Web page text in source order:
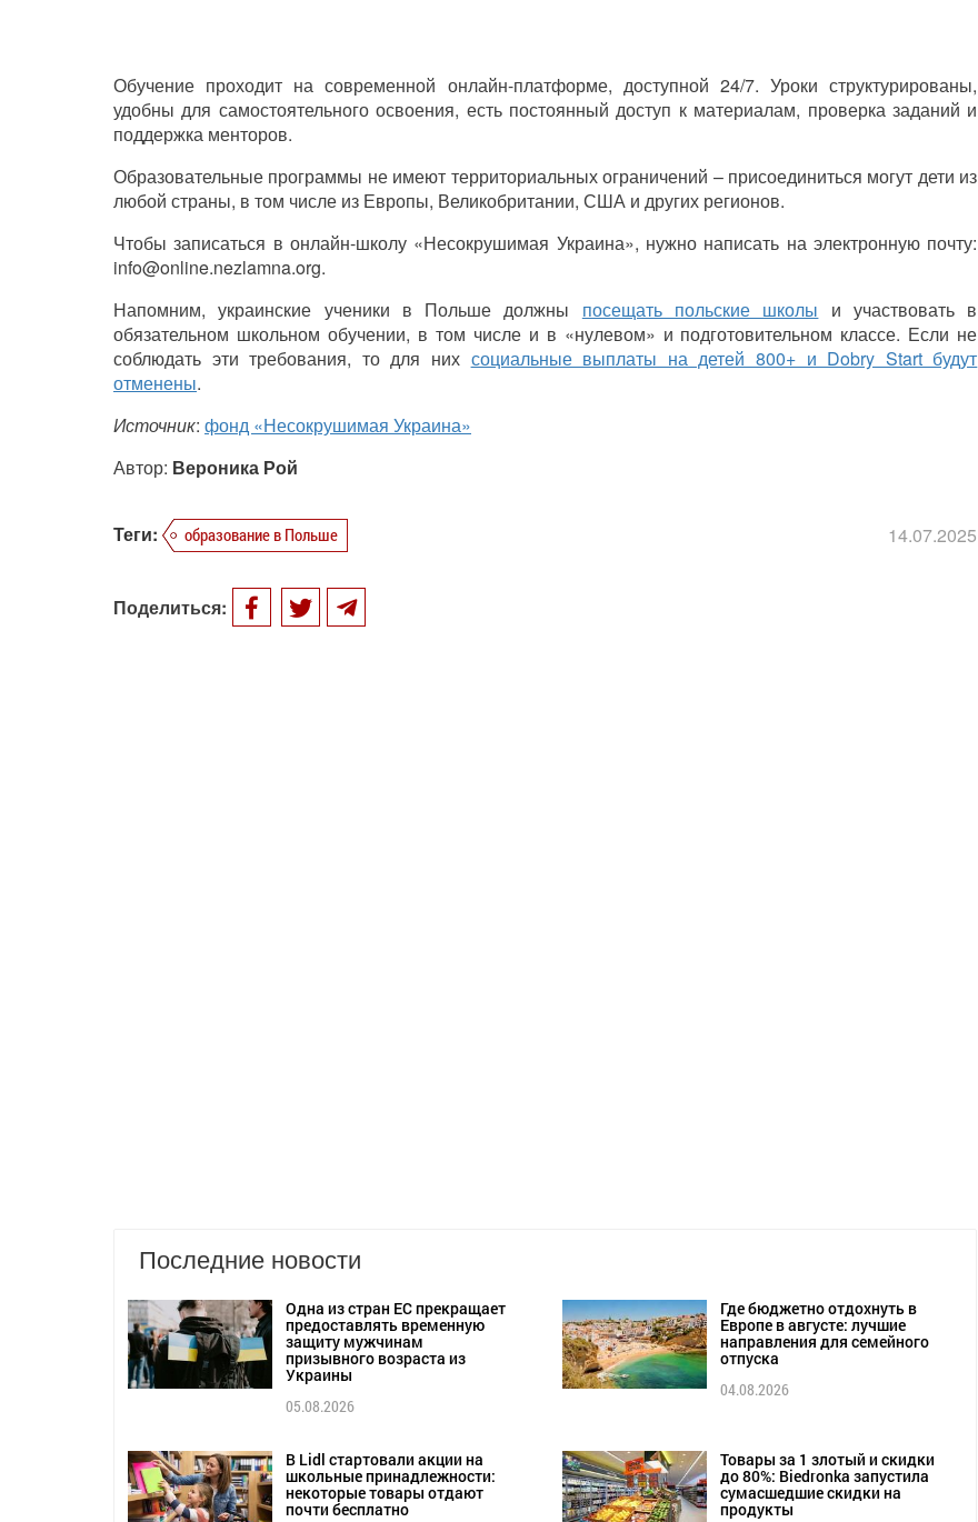
Обучение проходит на современной онлайн-платформе, доступной 24/7. Уроки структурированы,
удобны для самостоятельного освоения, есть постоянный доступ к материалам, проверка заданий и
поддержка менторов.
Образовательные программы не имеют территориальных ограничений –присоединиться могут дети из
любой страны, в том числе из Европы, Великобритании, США и других регионов.
Чтобы записаться в онлайн-школу «Несокрушимая Украина», нужно написать на электронную почту:
info@online.nezlamna.org.
Напомним, украинские ученики в Польше должны посещать польские школы и участвовать в
обязательном школьном обучении, в том числе и в «нулевом» и подготовительном классе. Если не
соблюдать эти требования, то для них социальные выплаты на детей 800+ и Dobry Start будут
отменены.
Источник: фонд «Несокрушимая Украина»
Автор: Вероника Рой
Теги: образование в Польше 14.07.2025
Поделиться:
Последние новости
Одна из стран ЕС прекращает
предоставлять временную
защиту мужчинам
призывного возраста из
Украины
05.08.2026
Где бюджетно отдохнуть в
Европе в августе: лучшие
направления для семейного
отпуска
04.08.2026
В Lidl стартовали акции на
школьные принадлежности:
некоторые товары отдают
почти бесплатно
Товары за 1 злотый и скидки
до 80%: Biedronka запустила
сумасшедшие скидки на
продукты